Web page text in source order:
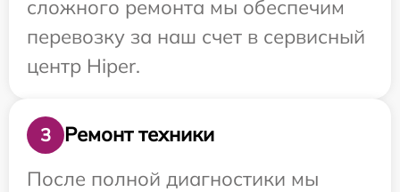
сложного ремонта мы обеспечим
перевозку за наш счет в сервисный
центр Hiper.
3
Ремонт техники
После полной диагностики мы